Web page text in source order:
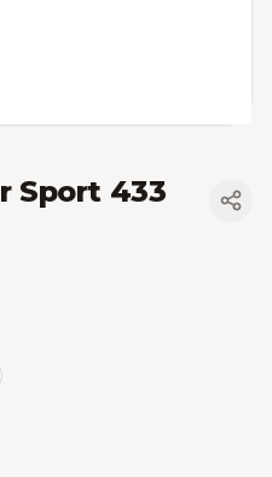
Sport 433